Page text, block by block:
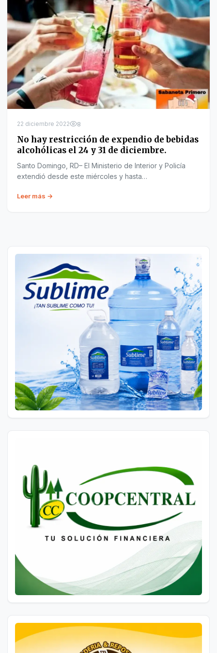
22 diciembre 2022 8
No hay restricción de expendio de bebidas
alcohólicas el 24 y 31 de diciembre.
Santo Domingo, RD– El Ministerio de Interior y Policía
extendió desde este miércoles y hasta…
Leer más →